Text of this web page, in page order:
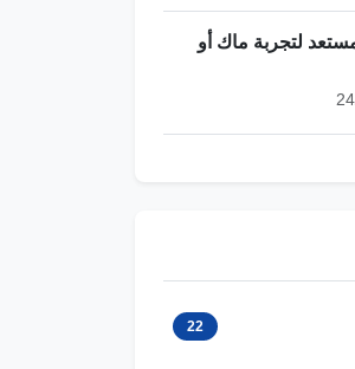
لتجربة ماك أو
22